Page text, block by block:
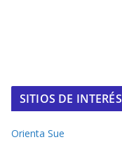
SITIOS DE INTERÉS
Orienta Sue